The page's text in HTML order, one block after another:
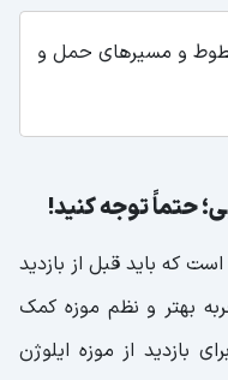
و مسیرهای حمل و
حتماً توجه کنید!
که باید قبل از بازدید
بهتر و نظم موزه کمک
بازدید از موزه ایلوژن